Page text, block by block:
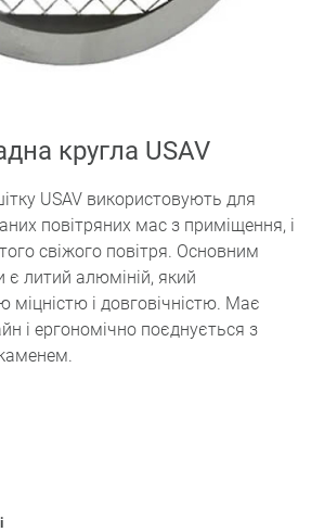
кругла USAV
USAV використовують для
повітряних мас з приміщення, і
свіжого повітря. Основним
є литий алюміній, який
міцністю і довговічністю. Має
і ергономічно поєднується з